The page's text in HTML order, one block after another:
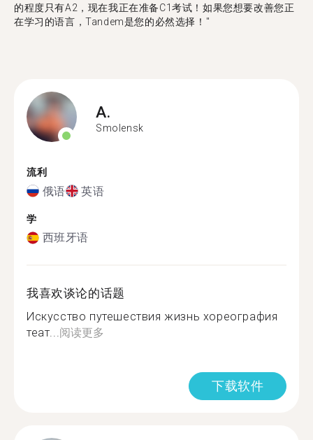
的程度只有A2，现在我正在准备C1考试！如果您想要改善您正
在学习的语言，Tandem是您的必然选择！"
A.
Smolensk
流利
俄语 英语
学
西班牙语
我喜欢谈论的话题
Искусство путешествия жизнь хореография
теат...阅读更多
下载软件